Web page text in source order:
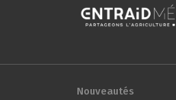
Nouveautés